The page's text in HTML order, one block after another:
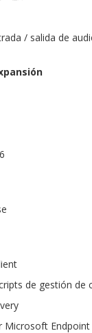
/ salida de
de gestión de
Microsoft